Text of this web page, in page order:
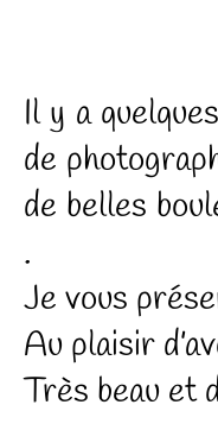
Il y a
de
de belles
.
Je vous
Au plaisir
Très beau et